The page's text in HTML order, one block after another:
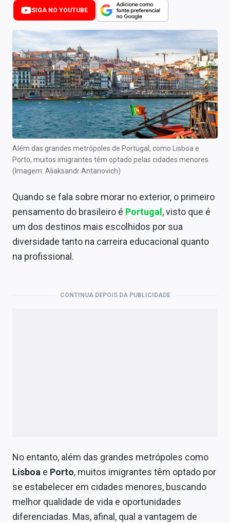
Newsletters
Cotações
Comprar ou vender?
Carteiras Recomendadas
Central de Dividendos
Central de Fundos Imobiliários
Central dos IPOs
Renda Fixa
Mercados
Economia
Empresas
Expediente
SIGA NO YOUTUBE
Além das grandes metrópoles de Portugal, como Lisboa e
Porto, muitos imigrantes têm optado pelas cidades menores
(Imagem: Aliaksandr Antanovich)
Quando se fala sobre morar no exterior, o primeiro
pensamento do brasileiro é Portugal , visto que é
um dos destinos mais escolhidos por sua
diversidade tanto na carreira educacional quanto
na profissional.
CONTINUA DEPOIS DA PUBLICIDADE
No entanto, além das grandes metrópoles como
Lisboa e Porto, muitos imigrantes têm optado por
se estabelecer em cidades menores, buscando
melhor qualidade de vida e oportunidades
diferenciadas. Mas, afinal, qual a vantagem de